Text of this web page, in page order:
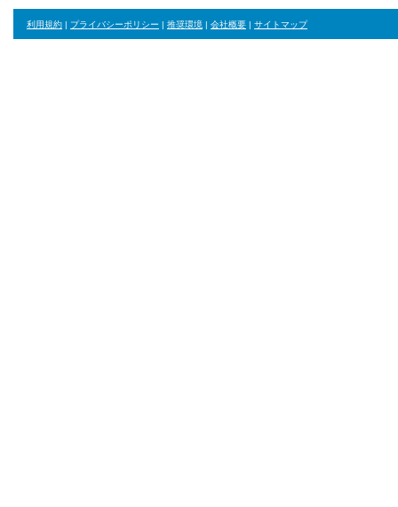
利用規約 | プライバシーポリシー | 推奨環境 | 会社概要 | サイトマップ